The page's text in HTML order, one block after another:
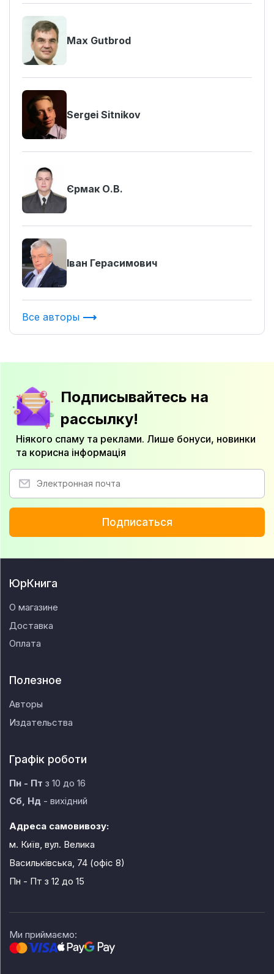
Max Gutbrod
Sergei Sitnikov
Єрмак О.В.
Іван Герасимович
Все авторы
Подписывайтесь на
рассылку!
Ніякого спаму та реклами. Лише бонуси, новинки
та корисна інформація
Подписаться
ЮрКнига
О магазине
Доставка
Оплата
Полезное
Авторы
Издательства
Графік роботи
Пн - Пт з 10 до 16
Сб, Нд - вихідний
Адреса самовивозу:
м. Київ, вул. Велика
Васильківська, 74 (офіс 8)
Пн - Пт з 12 до 15
Ми приймаємо: